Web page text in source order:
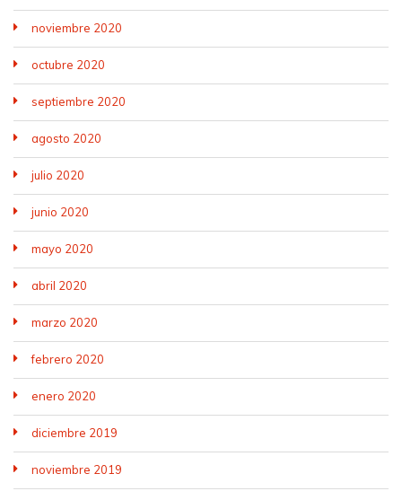
noviembre 2020
octubre 2020
septiembre 2020
agosto 2020
julio 2020
junio 2020
mayo 2020
abril 2020
marzo 2020
febrero 2020
enero 2020
diciembre 2019
noviembre 2019